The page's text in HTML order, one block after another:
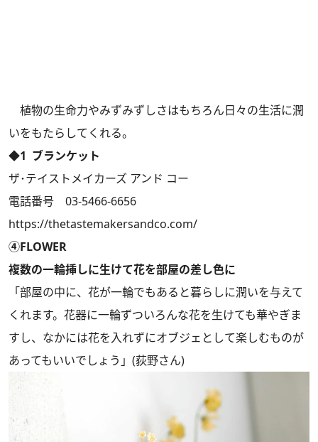
植物の生命力やみずみずしさはもちろん日々の生活に潤
いをもたらしてくれる。
◆1 ブランケット
ザ･テイストメイカーズ アンド コー
電話番号 03-5466-6656
https://thetastemakersandco.com/
④FLOWER
複数の一輪挿しに生けて花を部屋の差し色に
「部屋の中に、花が一輪でもあると暮らしに潤いを与えて
くれます。花器に一輪ずついろんな花を生けても華やぎま
すし、なかには花を入れずにオブジェとして楽しむものが
あってもいいでしょう」(荻野さん)